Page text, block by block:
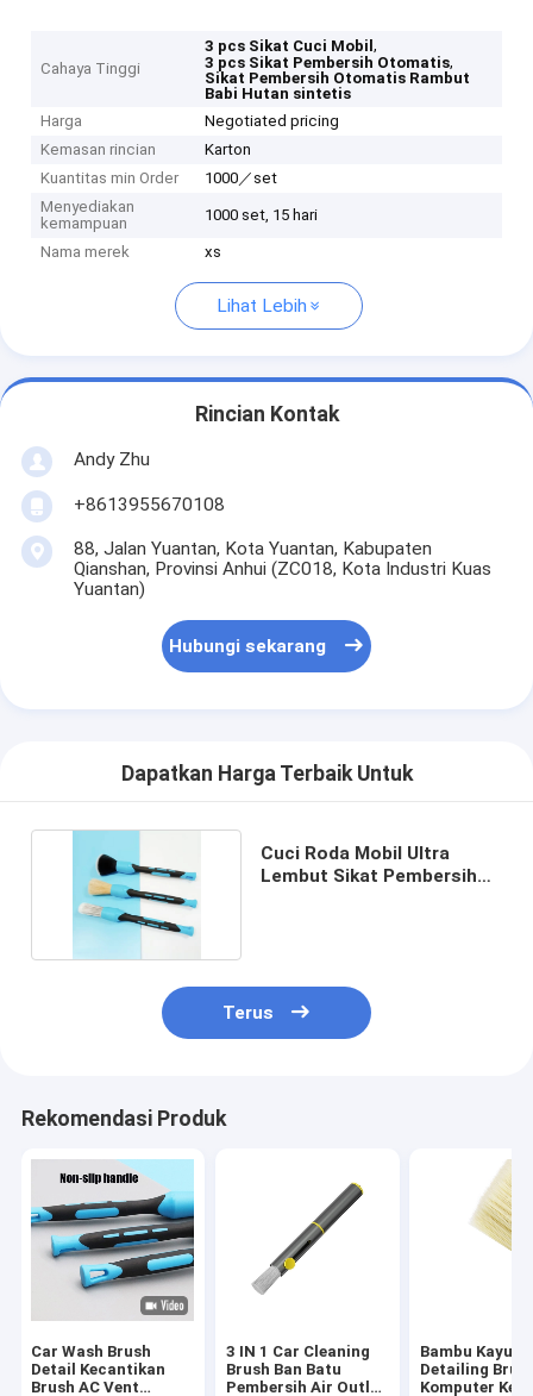
Cahaya Tinggi
3 pcs Sikat Cuci Mobil,
3 pcs Sikat Pembersih Otomatis,
Sikat Pembersih Otomatis Rambut
Babi Hutan sintetis
Harga
Negotiated pricing
Kemasan rincian
Karton
Kuantitas min Order
1000／set
Menyediakan
kemampuan
1000 set, 15 hari
Nama merek xs
Lihat Lebih
Rincian Kontak
Andy Zhu
+8613955670108
88, Jalan Yuantan, Kota Yuantan, Kabupaten
Qianshan, Provinsi Anhui (ZC018, Kota Industri Kuas
Yuantan)
Hubungi sekarang
Dapatkan Harga Terbaik Untuk
Cuci Roda Mobil Ultra
Lembut Sikat Pembersih
Terus
Rekomendasi Produk
Car Wash Brush
Detail Kecantikan
Brush AC Vent
3 IN 1 Car Cleaning
Brush Ban Batu
Pembersih Air Outlet
Bambu Kayu
Detailing
Komputer